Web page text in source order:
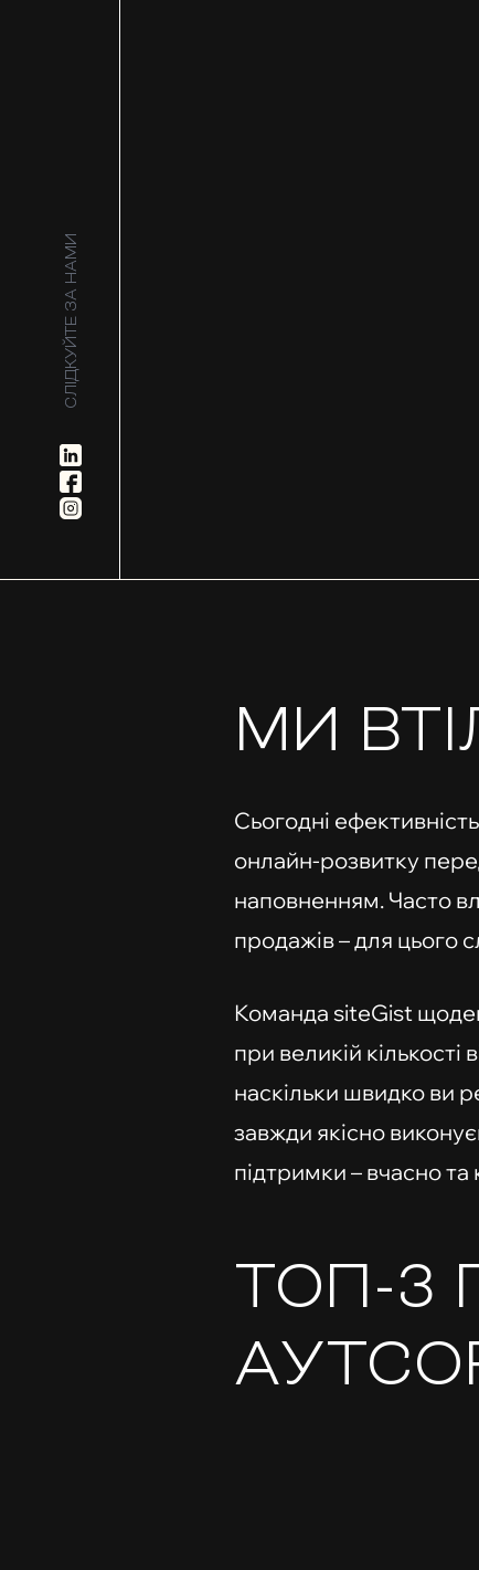
СЛІДКУЙТЕ ЗА НАМИ
МИ
Сьогодні
онлайн-розвитку
наповненням. Часто
продажів – для цього
Команда siteGist
при великій кількості
наскільки швидко ви
завжди якісно
підтримки – вчасно
ТОП-3